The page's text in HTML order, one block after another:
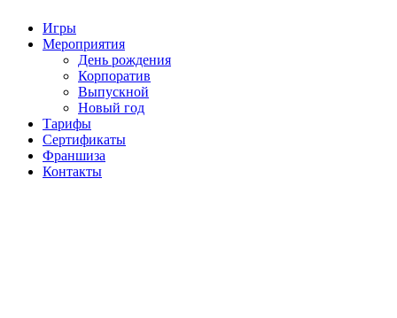
Игры
Мероприятия
День рождения
Корпоратив
Выпускной
Новый год
Тарифы
Сертификаты
Франшиза
Контакты